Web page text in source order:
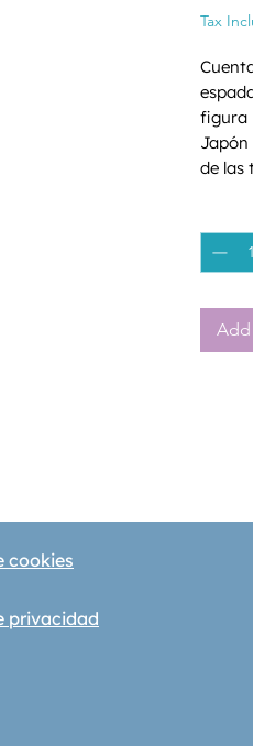
Tax
figura
Japón
de las
a
Add
cookies
privacidad